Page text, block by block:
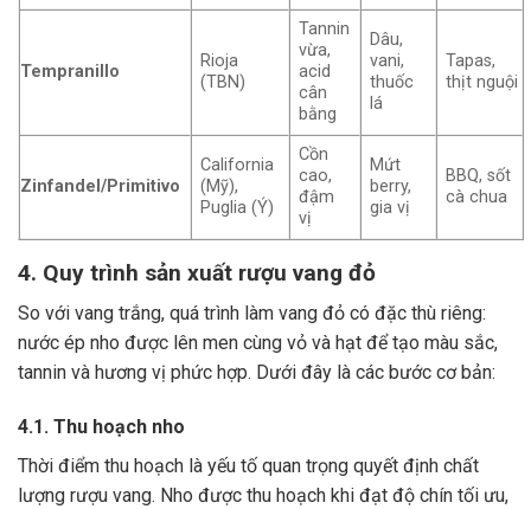
Tempranillo
Rioja
(TBN)
Tannin
vừa,
acid
cân
bằng
Dâu,
vani,
thuốc
lá
Tapas,
thịt nguội
Zinfandel/Primitivo
California
(Mỹ),
Puglia (Ý)
Cồn
cao,
đậm
vị
Mứt
berry,
gia vị
BBQ, sốt
cà chua
4. Quy trình sản xuất rượu vang đỏ
So với vang trắng, quá trình làm vang đỏ có đặc thù riêng:
nước ép nho được lên men cùng vỏ và hạt để tạo màu sắc,
tannin và hương vị phức hợp. Dưới đây là các bước cơ bản:
4.1. Thu hoạch nho
Thời điểm thu hoạch là yếu tố quan trọng quyết định chất
lượng rượu vang. Nho được thu hoạch khi đạt độ chín tối ưu,